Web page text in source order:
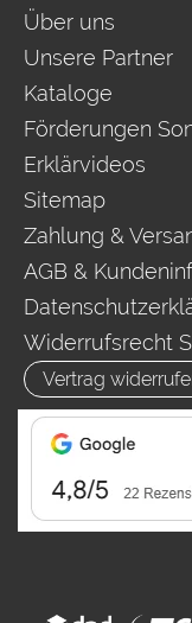
Über uns
Unsere Partner
Kataloge
Förderungen
Erklärvideos
Sitemap
Zahlung &
AGB &
Widerrufsrecht
Vertrag